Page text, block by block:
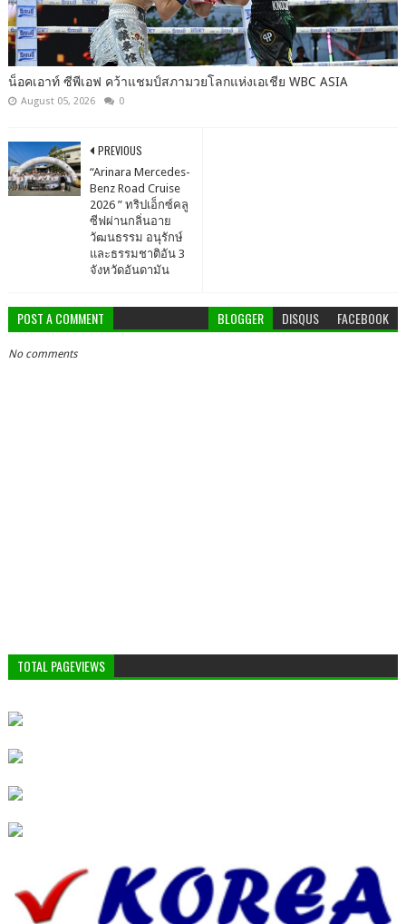
น็อคเอาท์ ซีพีเอฟ คว้าแชมป์สภามวยโลกแห่งเอเชีย WBC ASIA
August 05, 2026 0
PREVIOUS
“Arinara Mercedes-
Benz Road Cruise
2026 ” ทริปเอ็กซ์คลู
ซีฟผ่านกลิ่นอาย
วัฒนธรรม อนุรักษ์
และธรรมชาติอัน 3
จังหวัดอันดามัน
POST A COMMENT BLOGGER DISQUS FACEBOOK
No comments
TOTAL PAGEVIEWS